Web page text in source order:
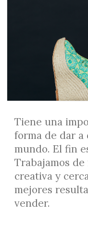
Tiene una
forma de dar
mundo. El fin
Trabajamos
creativa y
mejores
vender.